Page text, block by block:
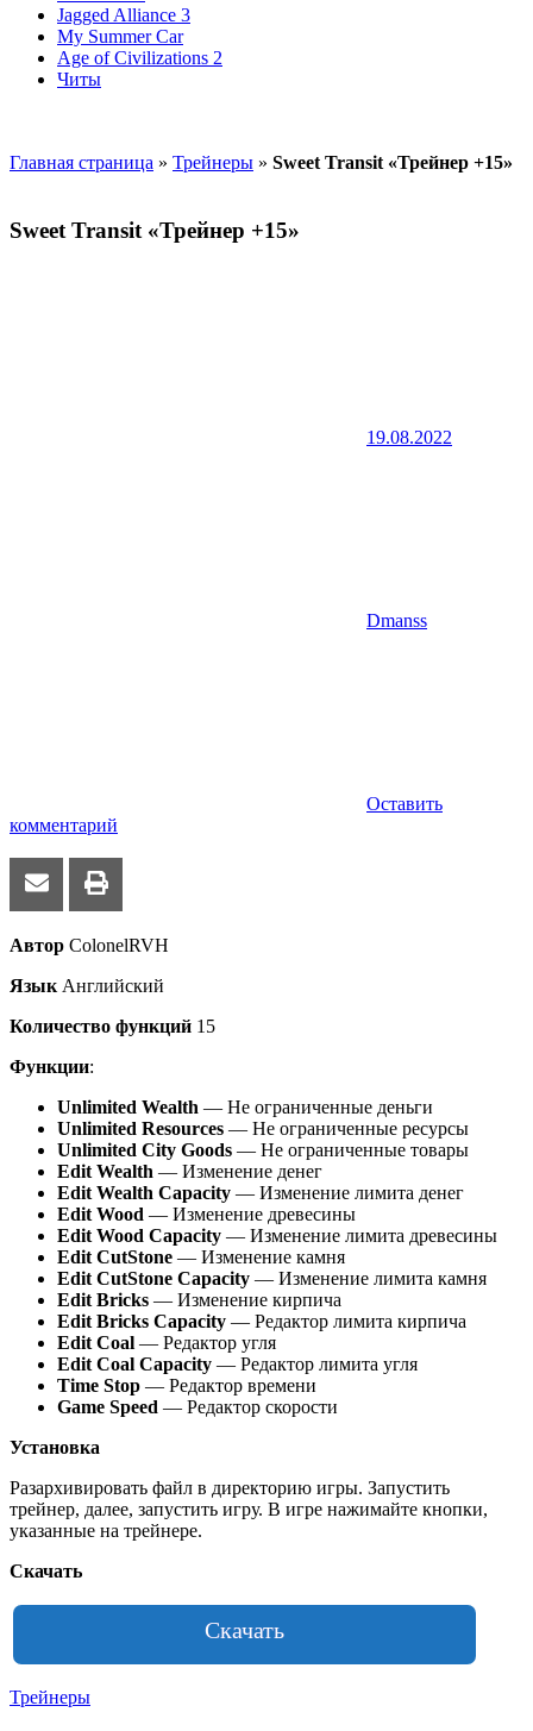
Jagged Alliance 3
My Summer Car
Age of Civilizations 2
Читы
Главная страница » Трейнеры » Sweet Transit «Трейнер +15»
Sweet Transit «Трейнер +15»
19.08.2022
Dmanss
Оставить
комментарий
Автор ColonelRVH
ЯзыкАнглийский
Количество функций 15
Функции:
Unlimited Wealth — Не ограниченные деньги
Unlimited Resources — Не ограниченные ресурсы
Unlimited City Goods — Не ограниченные товары
Edit Wealth — Изменение денег
Edit Wealth Capacity — Изменение лимита денег
Edit Wood — Изменение древесины
Edit Wood Capacity — Изменение лимита древесины
Edit CutStone — Изменение камня
Edit CutStone Capacity — Изменение лимита камня
Edit Bricks — Изменение кирпича
Edit Bricks Capacity — Редактор лимита кирпича
Edit Coal — Редактор угля
Edit Coal Capacity — Редактор лимита угля
Time Stop — Редактор времени
Game Speed — Редактор скорости
Установка
Разархивировать файл в директорию игры. Запустить
трейнер, далее, запустить игру. В игре нажимайте кнопки,
указанные на трейнере.
Скачать
Скачать
Трейнеры